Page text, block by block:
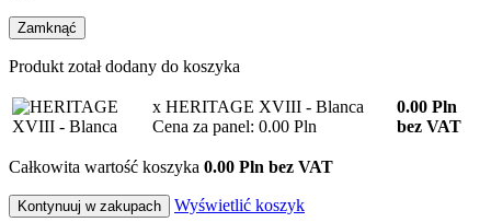
Zamknąć
Produkt zotał dodany do koszyka
x HERITAGE XVIII - Blanca
Cena za panel: 0.00 Pln
0.00 Pln
bez VAT
Całkowita wartość koszyka 0.00 Pln bez VAT
Kontynuuj w zakupach Wyświetlić koszyk